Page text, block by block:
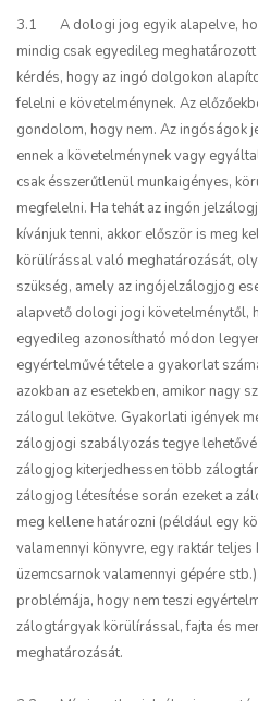
3.1 A dologi jog egyik alapelve,
mindig csak egyedileg
kérdés, hogy az ingó dolgokon
felelni e követelménynek. Az
gondolom, hogy nem. Az ingóságok
ennek a követelménynek vagy
csak ésszerűtlenül munkaigényes,
megfelelni. Ha tehát az ingón
kívánjuk tenni, akkor először is meg
körülírással való meghatározását,
szükség, amely az ingójelzálogjog
alapvető dologi jogi követelménytől,
egyedileg azonosítható módon
egyértelművé tétele a gyakorlat
azokban az esetekben, amikor nagy
zálogul lekötve. Gyakorlati igények
zálogjogi szabályozás tegye
zálogjog kiterjedhessen több
zálogjog létesítése során ezeket a
meg kellene határozni (például egy
valamennyi könyvre, egy raktár teljes
üzemcsarnok valamennyi gépére
problémája, hogy nem teszi
zálogtárgyak körülírással, fajta és
meghatározását.